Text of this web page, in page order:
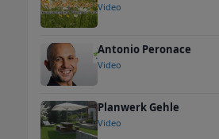
Video
Antonio Peronace
Video
Planwerk Gehle
Video